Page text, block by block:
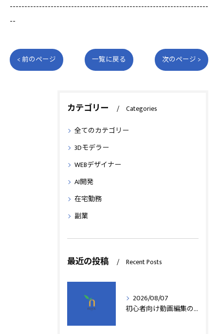
--------------------------------------------------------------------
--
< 前のページ 一覧に戻る 次のページ >
カテゴリー Categories
全てのカテゴリー
3Dモデラー
WEBデザイナー
AI開発
在宅勤務
副業
最近の投稿 Recent Posts
2026/08/07
初心者向け動画編集の簡単テクニック